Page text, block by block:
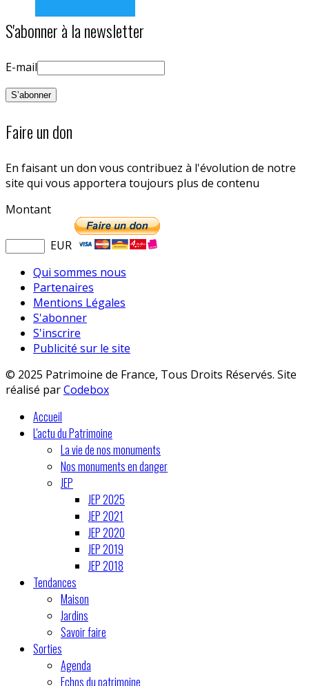
S'abonner à la newsletter
E-mail
Faire un don
En faisant un don vous contribuez à l'évolution de notre
site qui vous apportera toujours plus de contenu
Montant
EUR
Qui sommes nous
Partenaires
Mentions Légales
S'abonner
S'inscrire
Publicité sur le site
© 2025 Patrimoine de France, Tous Droits Réservés. Site
réalisé parCodebox
Accueil
L'actu du Patrimoine
La vie de nos monuments
Nos monuments en danger
JEP
JEP 2025
JEP 2021
JEP 2020
JEP 2019
JEP 2018
Tendances
Maison
Jardins
Savoir faire
Sorties
Agenda
Echos du patrimoine